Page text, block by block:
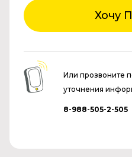
Хочу
Или прозвоните
уточнения
8-988-505-2-505